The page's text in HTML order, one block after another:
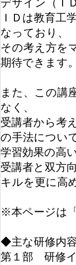
デザイン（Ｉ
ＩＤは教育工
なっており、
その考え方を
期待できます。
また、この講
なく、
受講者から考
の手法につい
学習効果の高
受講者と双方
キルを更に高
※本ページは
◆主な研修内容
第１部 研修